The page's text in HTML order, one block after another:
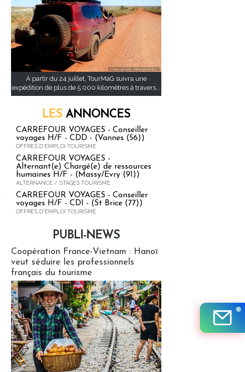
À partir du 24 juillet, TourMaG suivra une
expédition de plus de 5 000 kilomètres à travers...
LES ANNONCES
CARREFOUR VOYAGES - Conseiller
voyages H/F - CDD - (Vannes (56))
OFFRES D'EMPLOI TOURISME
CARREFOUR VOYAGES -
Alternant(e) Chargé(e) de ressources
humaines H/F - (Massy/Evry (91))
ALTERNANCE / STAGES TOURISME
CARREFOUR VOYAGES - Conseiller
voyages H/F - CDI - (St Brice (77))
OFFRES D'EMPLOI TOURISME
PUBLI-NEWS
Coopération France-Vietnam : Hanoï
veut séduire les professionnels
français du tourisme